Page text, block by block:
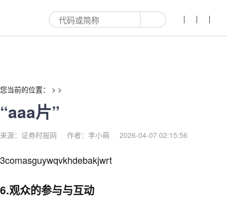
“aaa片”-红利来
您当前的位置： > >
“aaa片”
来源：证券时报网 作者：李小萌 2026-04-07 02:15:56
3comasguywqvkhdebakjwrt
6.观众的参与与互动